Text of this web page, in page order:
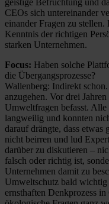
CEOs sich untereinander
einander Fragen zu
Kenntnis der richtigen
starken Unternehmen.
Focus: Haben solche
die Übergangsprozesse?
Wallenberg: Indirekt
anzugehen. Vor drei
Umweltfragen befasst.
langweilig und konnten
darauf drängte, dass etwas
nicht beirren und lud
darüber zu diskutieren –
falsch oder richtig ist,
Unternehmen damit zu
Umweltschutz bald
ernsthaften Denkprozess